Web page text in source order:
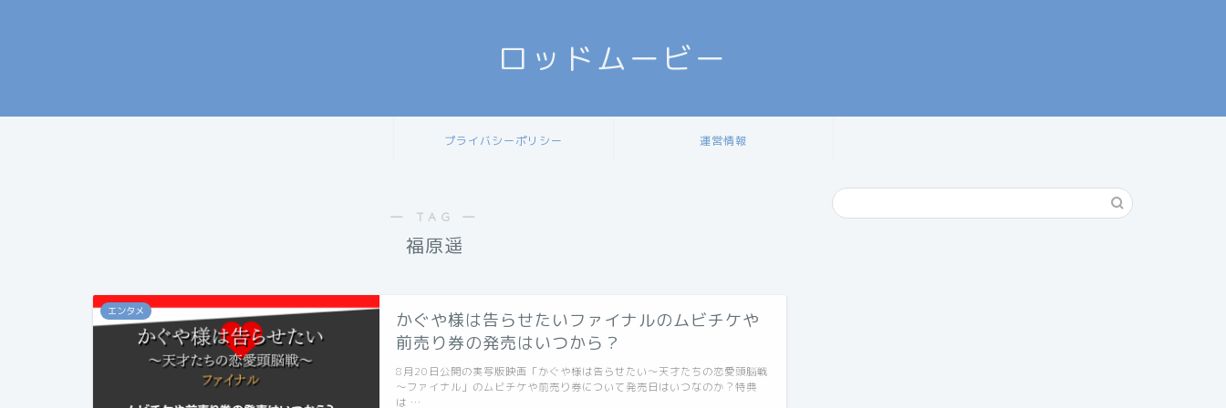
ロッドムービー
プライバシーポリシー 運営情報
― TAG ―
福原遥
エンタメ
かぐや様は告らせたいファイナルのムビチケや
前売り券の発売はいつから？
8月20日公開の実写版映画「かぐや様は告らせたい～天才たちの恋愛頭脳戦
～ファイナル」のムビチケや前売り券について発売日はいつなのか？特典
は …